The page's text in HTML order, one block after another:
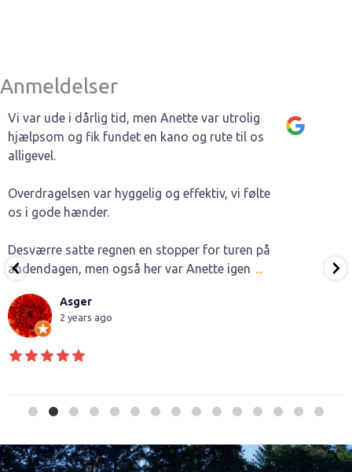
Anmeldelser
Vi var ude i dårlig tid, men Anette var utrolig
hjælpsom og fik fundet en kano og rute til os
alligevel.
Overdragelsen var hyggelig og effektiv, vi følte
os i gode hænder.
Desværre satte regnen en stopper for turen på
andendagen, men også her var Anette igen ...
Asger
2 years ago